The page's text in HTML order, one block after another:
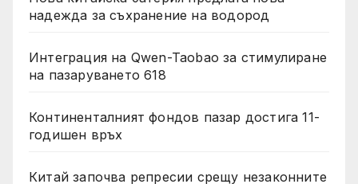
надежда за съхранение на водород
Интеграция на Qwen-Taobao за стимулиране
на пазаруването 618
Континенталният фондов пазар достига 11-
годишен връх
Китай започва репресии срещу незаконните